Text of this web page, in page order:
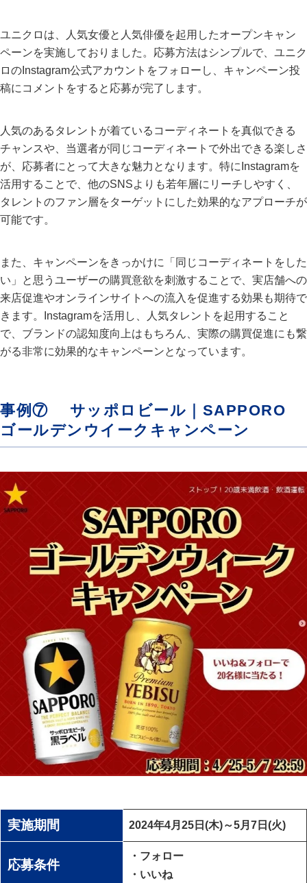
ユニクロは、人気女優と人気俳優を起用したオープンキャン
ペーンを実施しておりました。応募方法はシンプルで、ユニク
ロのInstagram公式アカウントをフォローし、キャンペーン投
稿にコメントをすると応募が完了します。
人気のあるタレントが着ているコーディネートを真似できる
チャンスや、当選者が同じコーディネートで外出できる楽しさ
が、応募者にとって大きな魅力となります。特にInstagramを
活用することで、他のSNSよりも若年層にリーチしやすく、
タレントのファン層をターゲットにした効果的なアプローチが
可能です。
また、キャンペーンをきっかけに「同じコーディネートをした
い」と思うユーザーの購買意欲を刺激することで、実店舗への
来店促進やオンラインサイトへの流入を促進する効果も期待で
きます。Instagramを活用し、人気タレントを起用すること
で、ブランドの認知度向上はもちろん、実際の購買促進にも繋
がる非常に効果的なキャンペーンとなっています。
事例⑦ サッポロビール｜SAPPORO
ゴールデンウイークキャンペーン
実施期間 2024年4月25日(木)～5月7日(火)
応募条件
・フォロー
・いいね